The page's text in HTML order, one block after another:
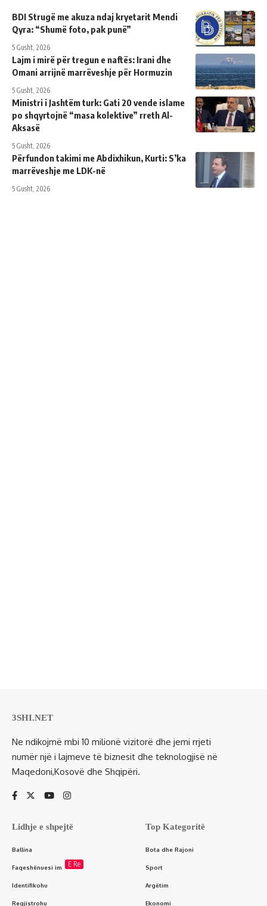
BDI Strugë me akuza ndaj kryetarit Mendi
Qyra: “Shumë foto, pak punë”
5 Gusht, 2026
Lajm i mirë për tregun e naftës: Irani dhe
Omani arrijnë marrëveshje për Hormuzin
5 Gusht, 2026
Ministri i Jashtëm turk: ​​Gati 20 vende islame
po shqyrtojnë “masa kolektive” rreth Al-
Aksasë
5 Gusht, 2026
Përfundon takimi me Abdixhikun, Kurti: S’ka
marrëveshje me LDK-në
5 Gusht, 2026
3SHI.NET
Ne ndikojmë mbi 10 milionë vizitorë dhe jemi rrjeti
numër një i lajmeve të biznesit dhe teknologjisë në
Maqedoni,Kosovë dhe Shqipëri.
Lidhje e shpejtë
Ballina
Faqeshënuesi im E Re
Identifikohu
Regjistrohu
Top Kategoritë
Bota dhe Rajoni
Sport
Argëtim
Ekonomi